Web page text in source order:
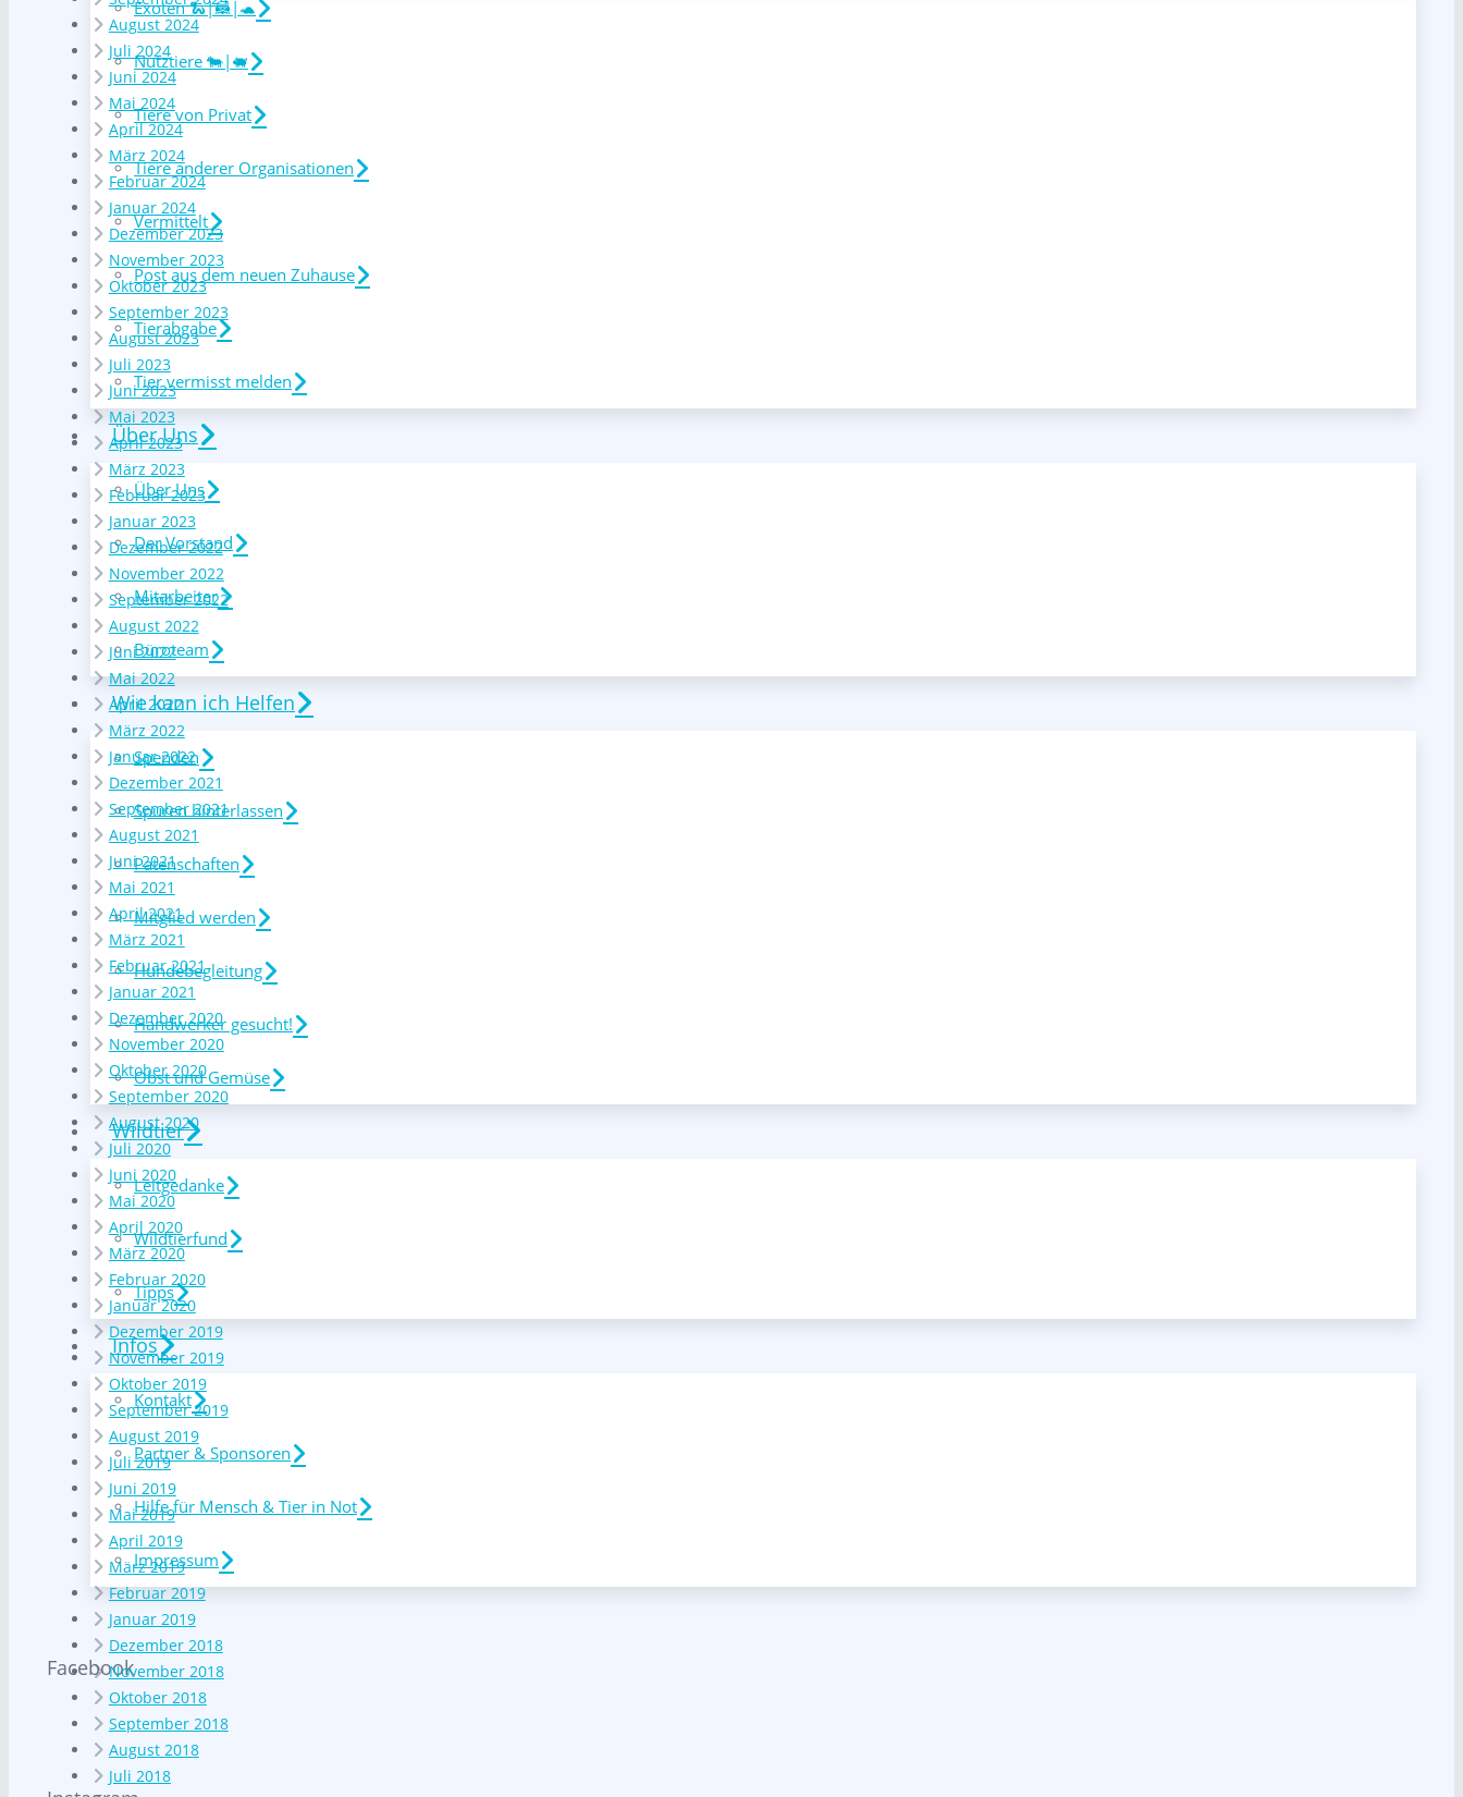
Exoten 🐍|🦝|🐢
Nutztiere 🐄|🐖
Tiere von Privat
Tiere anderer Organisationen
Vermittelt
Post aus dem neuen Zuhause
Tierabgabe
Tier vermisst melden
Über Uns
Über Uns
Der Vorstand
Mitarbeiter
Büroteam
Wie kann ich Helfen
Spenden
Spuren hinterlassen
Patenschaften
Mitglied werden
Hundebegleitung
Handwerker gesucht!
Obst und Gemüse
Wildtier
Leitgedanke
Wildtierfund
Tipps
Infos
Kontakt
Partner & Sponsoren
Hilfe für Mensch & Tier in Not
Impressum
Facebook
August 2024
Juli 2024
Juni 2024
Mai 2024
April 2024
März 2024
Februar 2024
Januar 2024
Dezember 2023
November 2023
Oktober 2023
September 2023
August 2023
Juli 2023
Juni 2023
Mai 2023
April 2023
März 2023
Februar 2023
Januar 2023
Dezember 2022
November 2022
September 2022
August 2022
Juni 2022
Mai 2022
April 2022
März 2022
Januar 2022
Dezember 2021
September 2021
August 2021
Juni 2021
Mai 2021
April 2021
März 2021
Februar 2021
Januar 2021
Dezember 2020
November 2020
Oktober 2020
September 2020
August 2020
Juli 2020
Juni 2020
Mai 2020
April 2020
März 2020
Februar 2020
Januar 2020
Dezember 2019
November 2019
Oktober 2019
September 2019
August 2019
Juli 2019
Juni 2019
Mai 2019
April 2019
März 2019
Februar 2019
Januar 2019
Dezember 2018
November 2018
Oktober 2018
September 2018
August 2018
Juli 2018